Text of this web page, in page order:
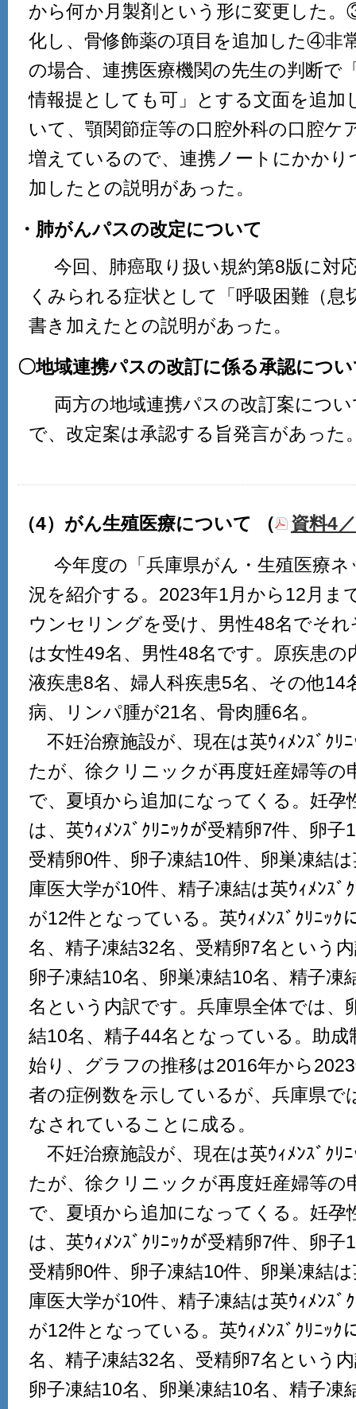
から何か月製剤という形に変更した
化し、骨修飾薬の項目を追加した④非
の場合、連携医療機関の先生の判断で
情報提としても可」とする文面を追
いて、顎関節症等の口腔外科の口腔ケ
増えているので、連携ノートにかかり
加したとの説明があった。
・肺がんパスの改定について
今回、肺癌取り扱い規約第8版に対
くみられる症状として「呼吸困難（息
書き加えたとの説明があった。
〇地域連携パスの改訂に係る承認につ
両方の地域連携パスの改訂案につい
で、改定案は承認する旨発言があった
（4）がん生殖医療について （
資料4
今年度の「兵庫県がん・生殖医療ネ
況を紹介する。2023年1月から12月ま
ウンセリングを受け、男性48名でそ
は女性49名、男性48名です。原疾患の
液疾患8名、婦人科疾患5名、その他14
病、リンパ腫が21名、骨肉腫6名。
不妊治療施設が、現在は英ｳｨﾒﾝｽﾞｸﾘ
たが、徐クリニックが再度妊産婦等の
で、夏頃から追加になってくる。妊孕
は、英ｳｨﾒﾝｽﾞｸﾘﾆｯｸが受精卵7件、卵
受精卵0件、卵子凍結10件、卵巣凍結
庫医大学が10件、精子凍結は英ｳｨﾒﾝｽﾞ
が12件となっている。英ｳｨﾒﾝｽﾞｸﾘﾆｯｸ
名、精子凍結32名、受精卵7名という
卵子凍結10名、卵巣凍結10名、精子凍
名という内訳です。兵庫県全体では、
結10名、精子44名となっている。助
始り、グラフの推移は2016年から
者の症例数を示しているが、兵庫県で
なされていることに成る。
不妊治療施設が、現在は英ｳｨﾒﾝｽﾞｸﾘ
たが、徐クリニックが再度妊産婦等の
で、夏頃から追加になってくる。妊孕
は、英ｳｨﾒﾝｽﾞｸﾘﾆｯｸが受精卵7件、卵
受精卵0件、卵子凍結10件、卵巣凍結
庫医大学が10件、精子凍結は英ｳｨﾒﾝｽﾞ
が12件となっている。英ｳｨﾒﾝｽﾞｸﾘﾆｯｸ
名、精子凍結32名、受精卵7名という
卵子凍結10名、卵巣凍結10名、精子凍